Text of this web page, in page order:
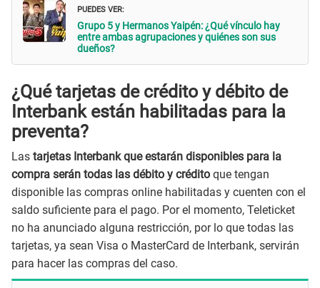
PUEDES VER:
Grupo 5 y Hermanos Yaipén: ¿Qué vínculo hay
entre ambas agrupaciones y quiénes son sus
dueños?
¿Qué tarjetas de crédito y débito de
Interbank están habilitadas para la
preventa?
Las tarjetas Interbank que estarán disponibles para la
compra serán todas las débito y crédito que tengan
disponible las compras online habilitadas y cuenten con el
saldo suficiente para el pago. Por el momento, Teleticket
no ha anunciado alguna restricción, por lo que todas las
tarjetas, ya sean Visa o MasterCard de Interbank, servirán
para hacer las compras del caso.